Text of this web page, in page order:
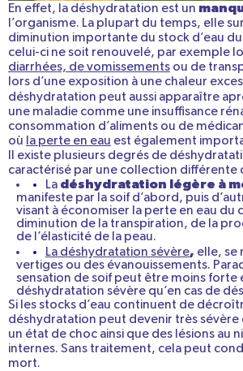
En effet, la déshydratation est un
l’organisme. La plupart du temps, elle
diminution importante du stock d’eau
celui-ci ne soit renouvelé, par exemple
diarrhées, de vomissements ou de
lors d’une exposition à une chaleur
déshydratation peut aussi apparaître
une maladie comme une insuffisance
consommation d’aliments ou de
où la perte en eau est également
Il existe plusieurs degrés de
caractérisé par une collection différente
La déshydratation légère à
manifeste par la soif d’abord, puis
visant à économiser la perte en eau du
diminution de la transpiration, de la
de l’élasticité de la peau.
La déshydratation sévère, elle, se
vertiges ou des évanouissements.
sensation de soif peut être moins forte
déshydratation sévère qu’en cas de
Si les stocks d’eau continuent de
déshydratation peut devenir très
un état de choc ainsi que des lésions au
internes. Sans traitement, cela peut
mort.